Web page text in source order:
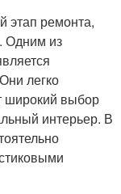
этап ремонта,
Одним из
легко
широкий выбор
интерьер. В